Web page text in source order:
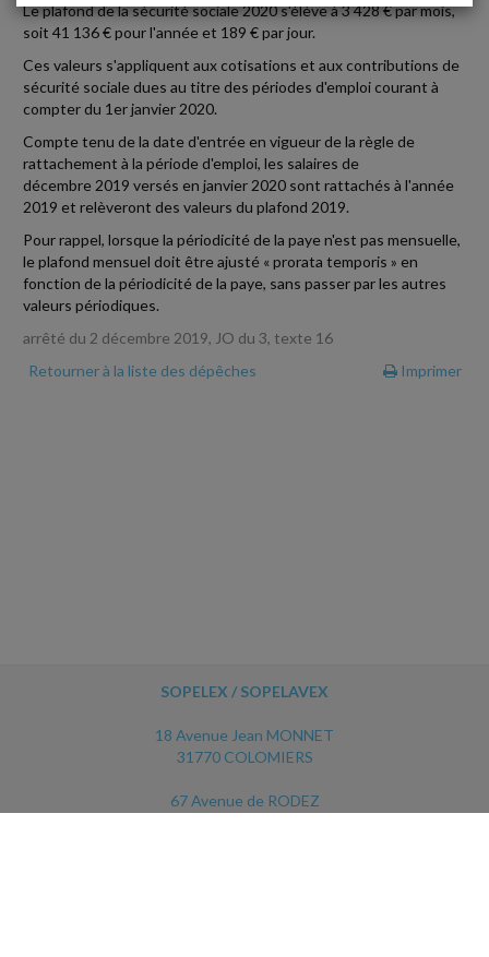
Le plafond de la sécurité sociale 2020 s'élève à 3 428 € par mois,
soit 41 136 € pour l'année et 189 € par jour.
Ces valeurs s'appliquent aux cotisations et aux contributions de
sécurité sociale dues au titre des périodes d'emploi courant à
compter du 1er janvier 2020.
Compte tenu de la date d'entrée en vigueur de la règle de
rattachement à la période d'emploi, les salaires de
décembre 2019 versés en janvier 2020 sont rattachés à l'année
2019 et relèveront des valeurs du plafond 2019.
Pour rappel, lorsque la périodicité de la paye n'est pas mensuelle,
le plafond mensuel doit être ajusté « prorata temporis » en
fonction de la périodicité de la paye, sans passer par les autres
valeurs périodiques.
arrêté du 2 décembre 2019, JO du 3, texte 16
Retourner à la liste des dépêches
Imprimer
SOPELEX / SOPELAVEX
18 Avenue Jean MONNET
31770 COLOMIERS
67 Avenue de RODEZ